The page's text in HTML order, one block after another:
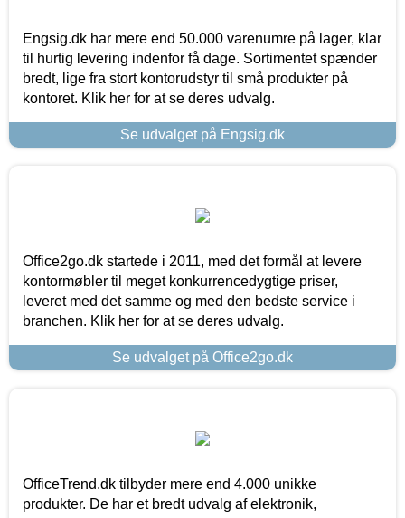
Engsig.dk har mere end 50.000 varenumre på lager, klar
til hurtig levering indenfor få dage. Sortimentet spænder
bredt, lige fra stort kontorudstyr til små produkter på
kontoret. Klik her for at se deres udvalg.
Se udvalget på Engsig.dk
Office2go.dk startede i 2011, med det formål at levere
kontormøbler til meget konkurrencedygtige priser,
leveret med det samme og med den bedste service i
branchen. Klik her for at se deres udvalg.
Se udvalget på Office2go.dk
OfficeTrend.dk tilbyder mere end 4.000 unikke
produkter. De har et bredt udvalg af elektronik,